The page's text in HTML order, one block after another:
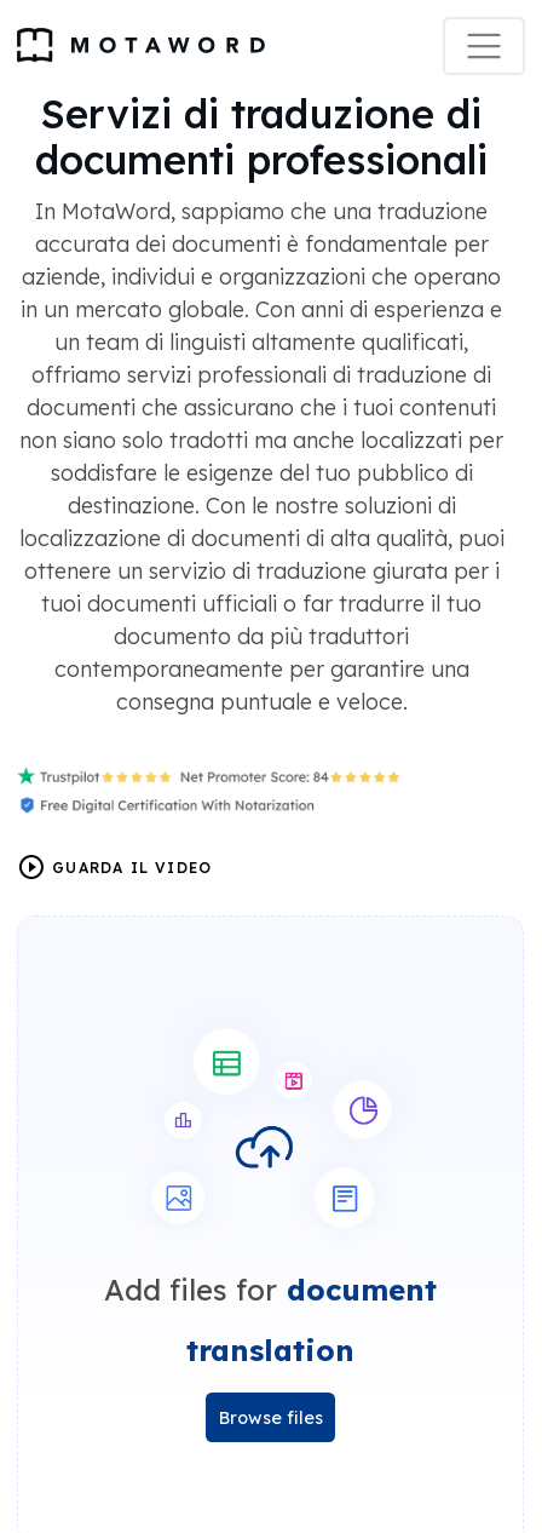
Servizi di traduzione di
documenti professionali
In MotaWord, sappiamo che una traduzione
accurata dei documenti è fondamentale per
aziende, individui e organizzazioni che operano
in un mercato globale. Con anni di esperienza e
un team di linguisti altamente qualificati,
offriamo servizi professionali di traduzione di
documenti che assicurano che i tuoi contenuti
non siano solo tradotti ma anche localizzati per
soddisfare le esigenze del tuo pubblico di
destinazione. Con le nostre soluzioni di
localizzazione di documenti di alta qualità, puoi
ottenere un servizio di traduzione giurata per i
tuoi documenti ufficiali o far tradurre il tuo
documento da più traduttori
contemporaneamente per garantire una
consegna puntuale e veloce.
GUARDA IL VIDEO
Add files for document
translation
Browse files